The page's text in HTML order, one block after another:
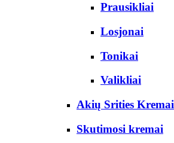
Prausikliai
Losjonai
Tonikai
Valikliai
Akių Srities Kremai
Skutimosi kremai